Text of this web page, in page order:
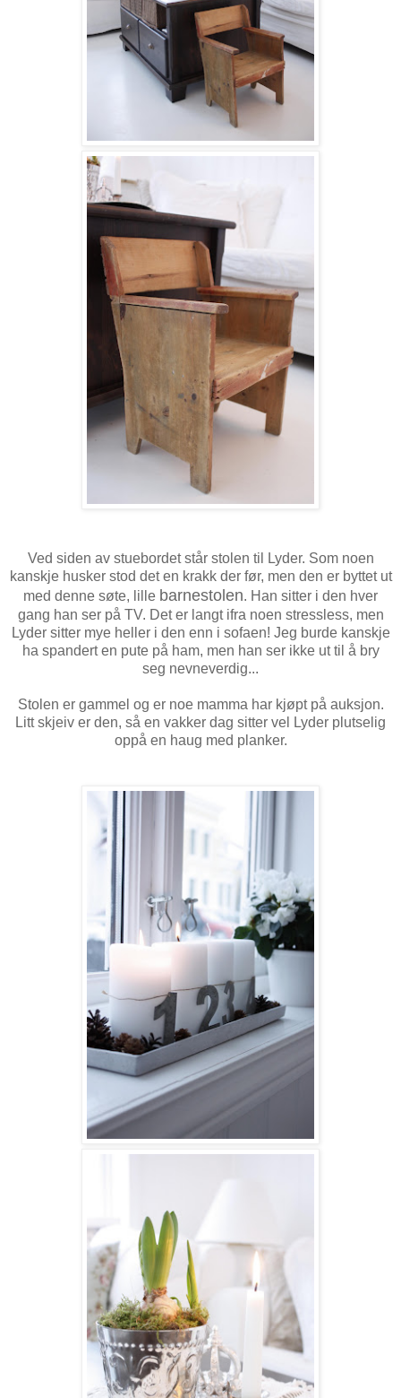
Ved siden av stuebordet står stolen til Lyder. Som noen
kanskje husker stod det en krakk der før, men den er byttet ut
med denne søte, lille barnestolen. Han sitter i den hver
gang han ser på TV. Det er langt ifra noen stressless, men
Lyder sitter mye heller i den enn i sofaen! Jeg burde kanskje
ha spandert en pute på ham, men han ser ikke ut til å bry
seg nevneverdig...
Stolen er gammel og er noe mamma har kjøpt på auksjon.
Litt skjeiv er den, så en vakker dag sitter vel Lyder plutselig
oppå en haug med planker.